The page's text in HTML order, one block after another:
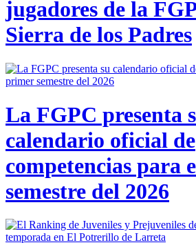
jugadores de la
Sierra de los Padres
La FGPC presenta
calendario oficial de
competencias para
semestre del 2026